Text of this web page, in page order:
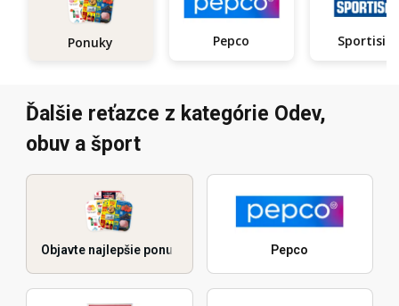
Ponuky Pepco
Ďalšie reťazce z kategórie Odev,
obuv a šport
Objavte najlepšie ponuky Pepco